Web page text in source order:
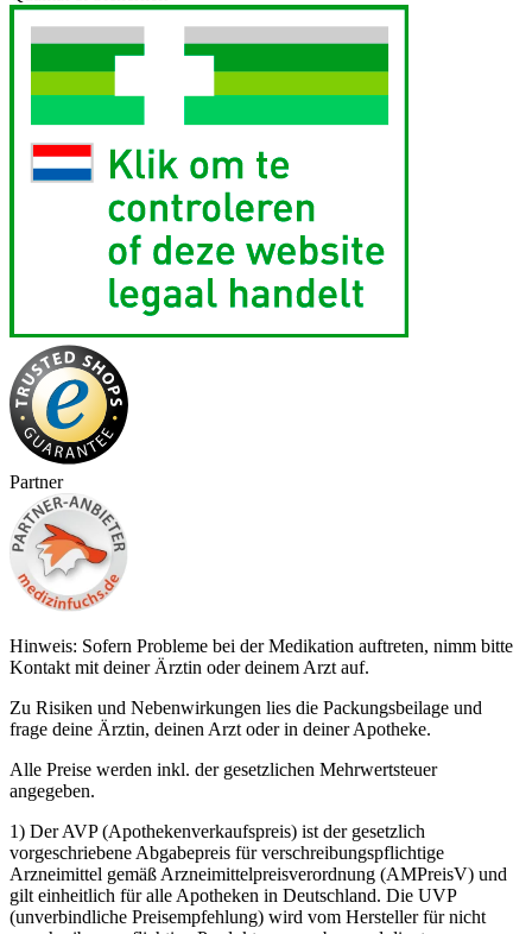
Partner
Hinweis: Sofern Probleme bei der Medikation auftreten, nimm bitte
Kontakt mit deiner Ärztin oder deinem Arzt auf.
Zu Risiken und Nebenwirkungen lies die Packungsbeilage und
frage deine Ärztin, deinen Arzt oder in deiner Apotheke.
Alle Preise werden inkl. der gesetzlichen Mehrwertsteuer
angegeben.
1) Der AVP (Apothekenverkaufspreis) ist der gesetzlich
vorgeschriebene Abgabepreis für verschreibungspflichtige
Arzneimittel gemäß Arzneimittelpreisverordnung (AMPreisV) und
gilt einheitlich für alle Apotheken in Deutschland. Die UVP
(unverbindliche Preisempfehlung) wird vom Hersteller für nicht